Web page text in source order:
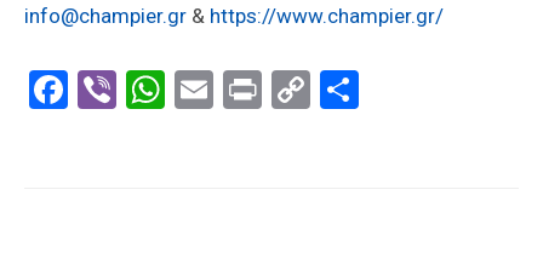
info@champier.gr & https://www.champier.gr/
Facebook
ViberWhatsApp
EmailPrintCopy